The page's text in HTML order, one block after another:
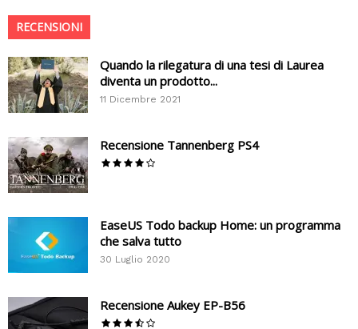
RECENSIONI
Quando la rilegatura di una tesi di Laurea
diventa un prodotto...
11 Dicembre 2021
Recensione Tannenberg PS4
EaseUS Todo backup Home: un programma
che salva tutto
30 Luglio 2020
Recensione Aukey EP-B56